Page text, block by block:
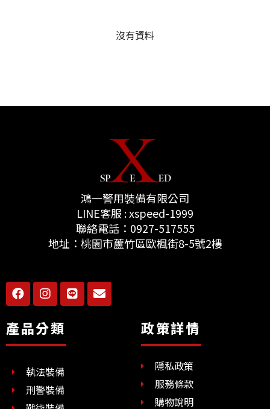
沒有資料
鴻一警用裝備有限公司
LINE客服 : xspeed-1999
聯絡電話：0927-517555
地址：桃園市蘆竹區歐楓街8-5號2樓
F
a
c
e
b
o
I
n
s
t
a
g
a
m
L
i
n
E
n
v
產品分類
執法裝備
刑警裝備
政策詳情
隱私政策
服務條款
購物說明